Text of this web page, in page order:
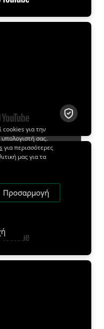
cookies για την
σας.
για περισσότερες
μας για τα
Προσαρμογή